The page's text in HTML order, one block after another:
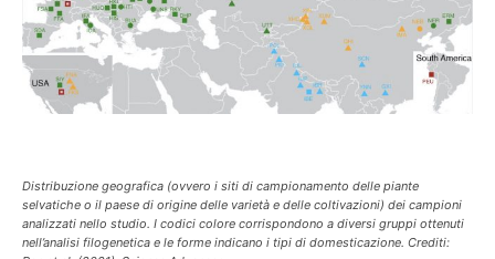
Distribuzione geografica (ovvero i siti di campionamento delle piante
selvatiche o il paese di origine delle varietà e delle coltivazioni) dei campioni
analizzati nello studio. I codici colore corrispondono a diversi gruppi ottenuti
nell’analisi filogenetica e le forme indicano i tipi di domesticazione. Crediti: